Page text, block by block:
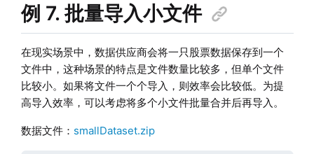
例 7. 批量导入小文件
在现实场景中，数据供应商会将一只股票数据保存到一个
文件中，这种场景的特点是文件数量比较多，但单个文件
比较小。如果将文件一个个导入，则效率会比较低。为提
高导入效率，可以考虑将多个小文件批量合并后再导入。
数据文件： smallDataset.zip